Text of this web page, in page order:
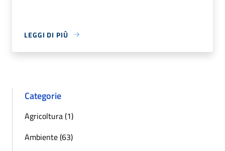
LEGGI DI PIÙ
Categorie
Agricoltura (1)
Ambiente (63)